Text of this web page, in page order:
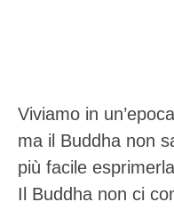
Viviamo in
ma il Buddha non
più facile
Il Buddha non ci